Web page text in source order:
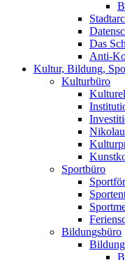
Das
Anti-
Kultur, Bildung,
Kulturbüro
Sportbüro
Bildungsbüro